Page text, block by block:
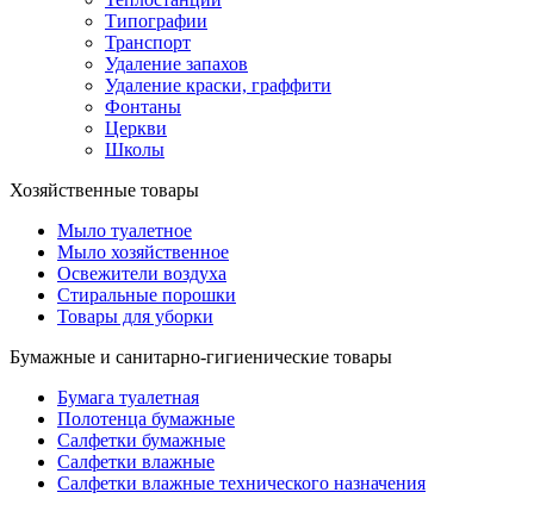
Типографии
Транспорт
Удаление запахов
Удаление краски, граффити
Фонтаны
Церкви
Школы
Хозяйственные товары
Мыло туалетное
Мыло хозяйственное
Освежители воздуха
Стиральные порошки
Товары для уборки
Бумажные и санитарно-гигиенические товары
Бумага туалетная
Полотенца бумажные
Салфетки бумажные
Салфетки влажные
Салфетки влажные технического назначения